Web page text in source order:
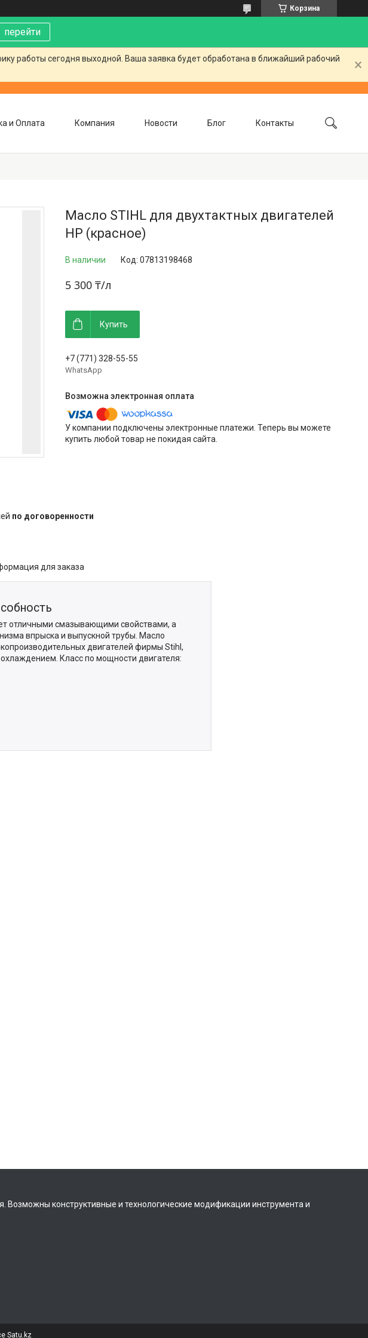
Корзина
перейти
работы сегодня выходной. Ваша заявка будет обработана в ближайший рабочий
и Оплата Компания Новости Блог Контакты
Масло STIHL для двухтактных двигателей
HP (красное)
В наличии Код: 07813198468
5 300 ₸/л
Купить
+7 (771) 328-55-55
WhatsApp
У компании подключены электронные платежи. Теперь вы можете
купить любой товар не покидая сайта.
по договоренности
для заказа
отличными смазывающими свойствами, а
впрыска и выпускной трубы. Масло
двигателей фирмы Stihl,
Класс по мощности двигателя:
Возможны конструктивные и технологические модификации инструмента и
Satu.kz